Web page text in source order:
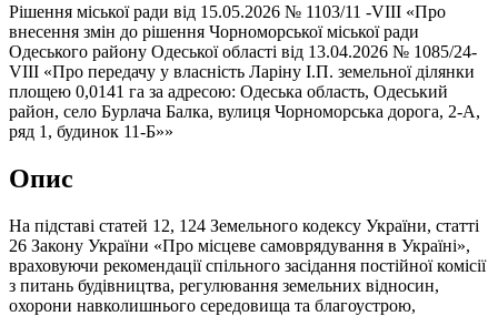
Рішення міської ради від 15.05.2026 № 1103/11 -VIII «Про
внесення змін до рішення Чорноморської міської ради
Одеського району Одеської області від 13.04.2026 № 1085/24-
VIII «Про передачу у власність Ларіну І.П. земельної ділянки
площею 0,0141 га за адресою: Одеська область, Одеський
район, село Бурлача Балка, вулиця Чорноморська дорога, 2-А,
ряд 1, будинок 11-Б»»
Опис
На підставі статей 12, 124 Земельного кодексу України, статті
26 Закону України «Про місцеве самоврядування в Україні»,
враховуючи рекомендації спільного засідання постійної комісії
з питань будівництва, регулювання земельних відносин,
охорони навколишнього середовища та благоустрою,